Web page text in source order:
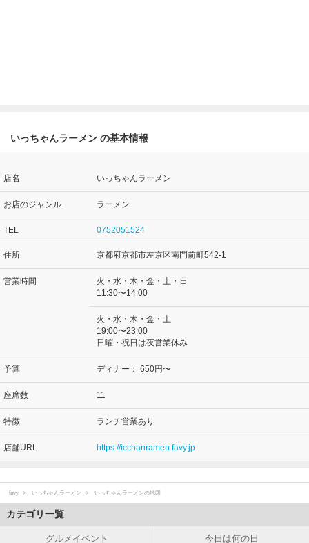
いっちゃんラーメン の基本情報
店名 いっちゃんラーメン
お店のジャンル ラーメン
TEL 0752051524
住所 京都府京都市左京区南門前町542-1
営業時間
火・水・木・金・土・日
11:30〜14:00
火・水・木・金・土
19:00〜23:00
日曜・祝日は夜営業休み
予算 ディナー： 650円〜
座席数 11
特徴 ランチ営業あり
店舗URL https://icchanramen.favy.jp
favy いっちゃんラーメン いっちゃんラーメンの地図
カテゴリ一覧
グルメイベント 今日は何の日